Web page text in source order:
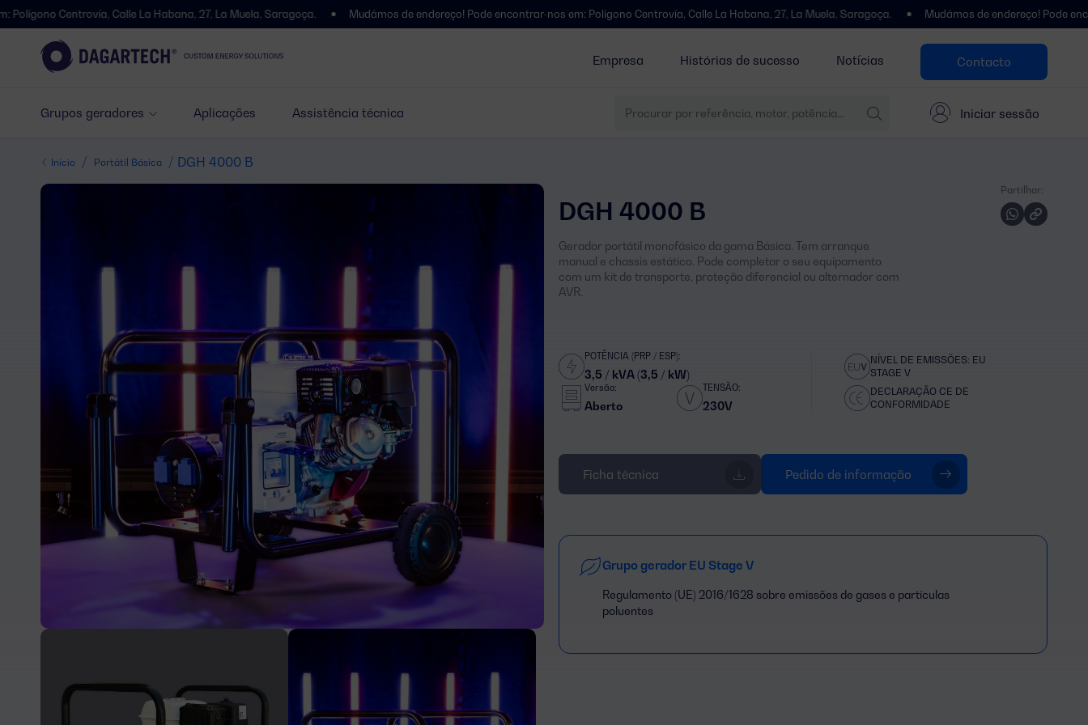
Empresa Histórias de sucesso Notícias Contacto
Grupos geradores Aplicações Assistência técnica Iniciar sessão
Calle La Habana, 27, La Muela, Saragoça. Mudámos de endereço! Pode encontrar-nos em: Polígono Centrovía, Calle La Habana, 27, La Muela, Saragoça. Mudámos de endereço! Pode encontrar-nos
Início / Portátil Básica / DGH 4000 B
Partilhar:
DGH 4000 B
Gerador portátil monofásico da gama Básica. Tem arranque
manual e chassis estático. Pode completar o seu equipamento
com um kit de transporte, proteção diferencial ou alternador com
AVR.
POTÊNCIA (PRP / ESP):
3,5 / kVA (3,5 / kW)
Versão:
Aberto
TENSÃO:
230V
NÍVEL DE EMISSÕES: EU
STAGE V
DECLARAÇÃO CE DE
CONFORMIDADE
Ficha técnica Pedido de informação
Grupo gerador EU Stage V
Regulamento (UE) 2016/1628 sobre emissões de gases e partículas
poluentes